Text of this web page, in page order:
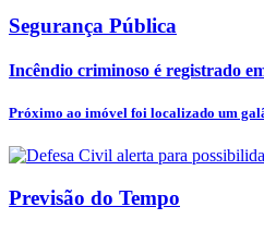
Segurança Pública
Incêndio criminoso é registrado
Próximo ao imóvel foi localizado um
Previsão do Tempo